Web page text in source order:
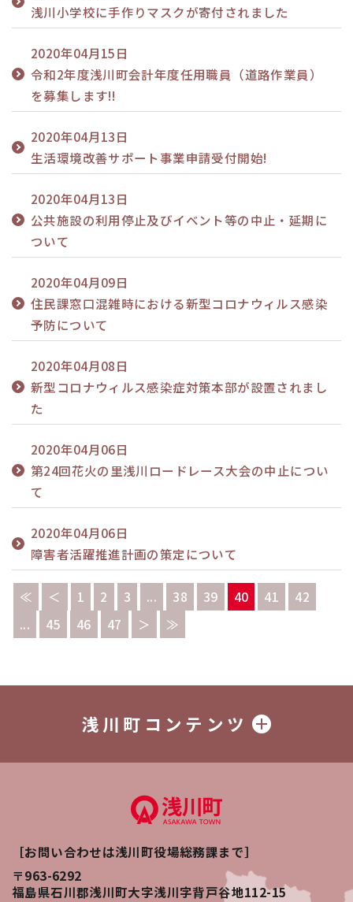
浅川小学校に手作りマスクが寄付されました
2020年04月15日
令和2年度浅川町会計年度任用職員（道路作業員）
を募集します!!
2020年04月13日
生活環境改善サポート事業申請受付開始!
2020年04月13日
公共施設の利用停止及びイベント等の中止・延期に
ついて
2020年04月09日
住民課窓口混雑時における新型コロナウィルス感染
予防について
2020年04月08日
新型コロナウィルス感染症対策本部が設置されまし
た
2020年04月06日
第24回花火の里浅川ロードレース大会の中止につい
て
2020年04月06日
障害者活躍推進計画の策定について
≪ ＜ 1 2 3 ... 38 39 40 41
42
...
45 46 47 ＞ ≫
浅川町コンテンツ
［お問い合わせは浅川町役場総務課まで］
〒963-6292
福島県石川郡浅川町大字浅川字背戸谷地112-15